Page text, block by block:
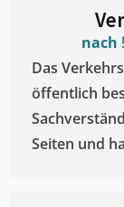
nach
Das
öffentlich
Seiten und